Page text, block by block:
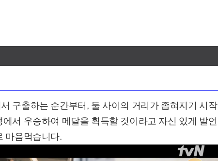
구출하는 순간부터, 둘 사이의 거리가 좁혀지기 시작
서 우승하여 메달을 획득할 것이라고 자신 있게 발언
마음먹습니다.